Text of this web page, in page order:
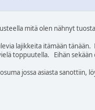
mitä olen nähnyt
lajikkeita itämään
toppuutella. Eihän
jossa asiasta sanottiin,